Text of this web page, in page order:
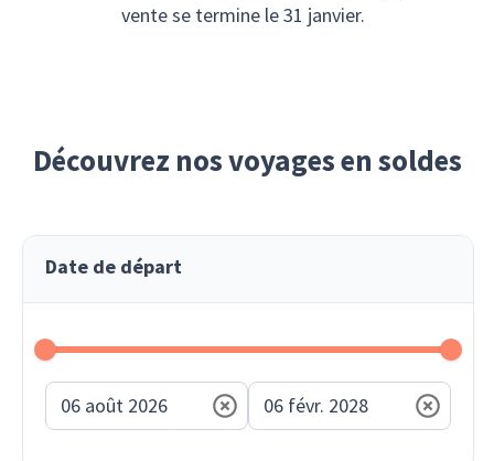
vente se termine le 31 janvier.
Découvrez nos voyages en soldes
Date de départ